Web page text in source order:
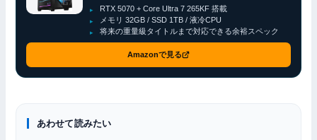
RTX 5070 + Core Ultra 7 265KF 搭載
メモリ 32GB / SSD 1TB / 液冷CPU
将来の重量級タイトルまで対応できる余裕スペック
Amazonで見る
あわせて読みたい
FPS早見表
予算別